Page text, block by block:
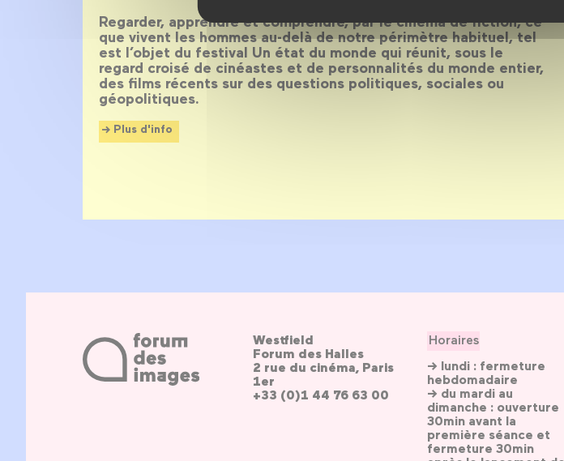
Regarder, apprendre et comprendre, par le cinéma de fiction, ce
que vivent les hommes au-delà de notre périmètre habituel, tel
est l’objet du festival Un état du monde qui réunit, sous le
regard croisé de cinéastes et de personnalités du monde entier,
des films récents sur des questions politiques, sociales ou
géopolitiques.
Plus d'info
Westfield
Forum des Halles
2 rue du cinéma, Paris
1er
+33 (0)1 44 76 63 00
Horaires
→ lundi : fermeture
hebdomadaire
→ du mardi au
dimanche : ouverture
30min avant la
première séance et
fermeture 30min